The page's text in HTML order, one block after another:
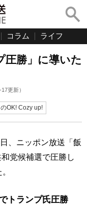
コラム ライフ
圧勝」に導いた
17更新）
OK! Cozy up!
、ニッポン放送「飯
党候補選で圧勝し
トランプ氏圧勝